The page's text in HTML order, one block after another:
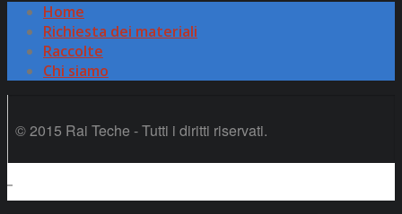
Home
Richiesta dei materiali
Raccolte
Chi siamo
© 2015 Rai Teche - Tutti i diritti riservati.